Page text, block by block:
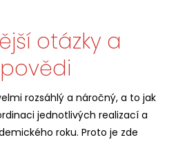
otázky a
rozsáhlý a náročný, a to jak
jednotlivých realizací a
roku. Proto je zde